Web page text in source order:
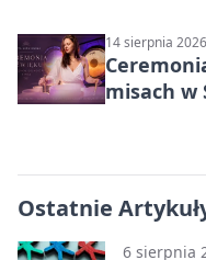
14 sierpnia
misach w
Ostatnie
6 sierpnia